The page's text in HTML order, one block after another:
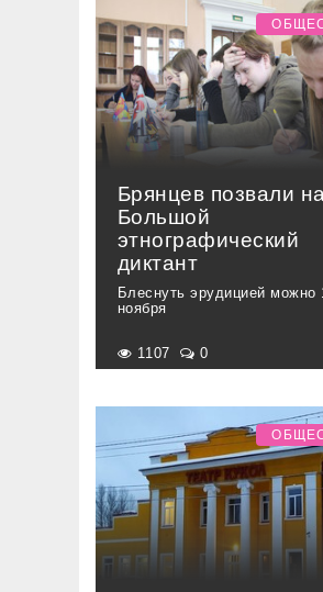
Брянцев позвали на
Большой
этнографический
диктант
Блеснуть эрудицией можно
ноября
1107 0